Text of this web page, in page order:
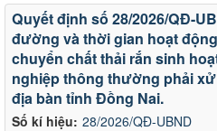
Số kí hiệu: 28/2026/QĐ-UBND
Quyết định số 28/2026/QĐ-
đường và thời gian hoạt
chuyển chất thải rắn sinh
nghiệp thông thường phải
địa bàn tỉnh Đồng Nai.